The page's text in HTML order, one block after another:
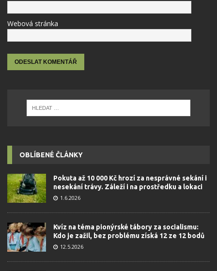
Webová stránka
OBLÍBENÉ ČLÁNKY
Pokuta až 10 000 Kč hrozí za nesprávné sekání i
nesekání trávy. Záleží i na prostředku a lokaci
1.6.2026
Kvíz na téma pionýrské tábory za socialismu:
Kdo je zažil, bez problému získá 12 ze 12 bodů
12.5.2026